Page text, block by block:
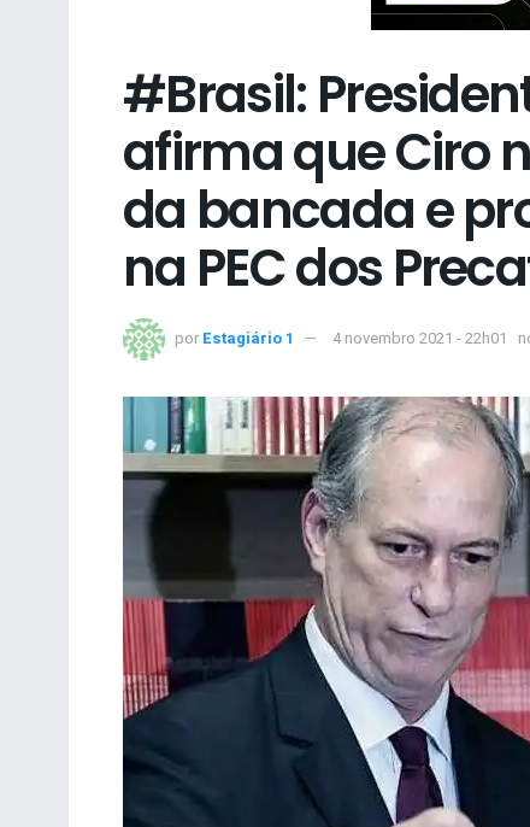
#Brasil:
afirma que Ciro
da bancada e
na PEC dos
por Estagiário 1 4 novembro 2021 - 22h01